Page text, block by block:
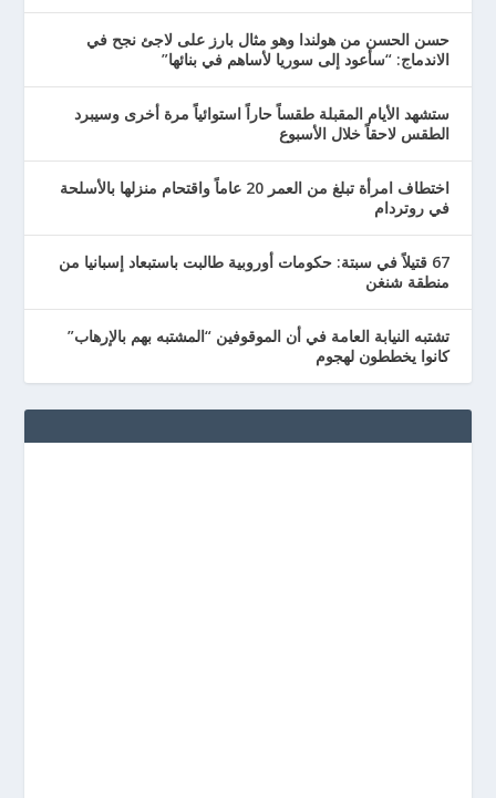
حسن الحسن من هولندا وهو مثال بارز على لاجئ نجح في
الاندماج: “سأعود إلى سوريا لأساهم في بنائها”
ستشهد الأيام المقبلة طقساً حاراً استوائياً مرة أخرى وسيبرد
الطقس لاحقاً خلال الأسبوع
اختطاف امرأة تبلغ من العمر 20 عاماً واقتحام منزلها بالأسلحة
في روتردام
67 قتيلاً في سبتة: حكومات أوروبية طالبت باستبعاد إسبانيا من
منطقة شنغن
تشتبه النيابة العامة في أن الموقوفين “المشتبه بهم بالإرهاب”
كانوا يخططون لهجوم